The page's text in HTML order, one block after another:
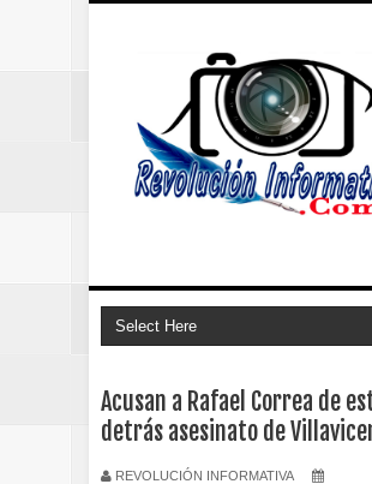
Acusan a Rafael Correa de
detrás asesinato de
REVOLUCIÓN INFORMATIVA